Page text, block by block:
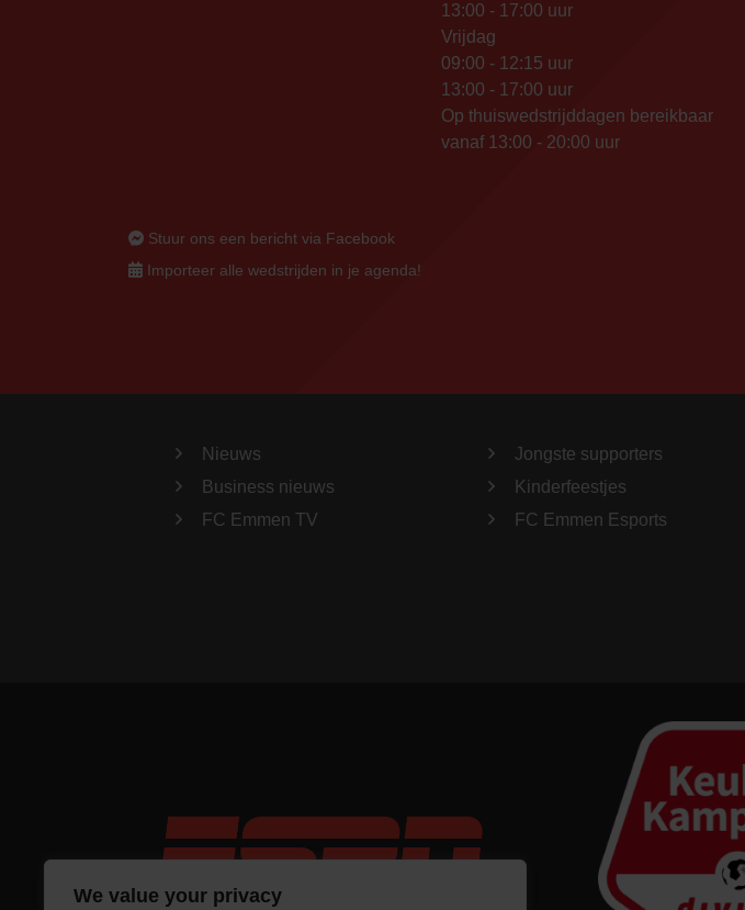
We value your privacy
13:00 - 17:00 uur
Vrijdag
09:00 - 12:15 uur
13:00 - 17:00 uur
Op thuiswedstrijddagen bereikbaar
vanaf 13:00 - 20:00 uur
Stuur ons een bericht via Facebook
Importeer alle wedstrijden in je agenda!
Nieuws
Business nieuws
FC Emmen TV
Jongste supporters
Kinderfeestjes
FC Emmen Esports